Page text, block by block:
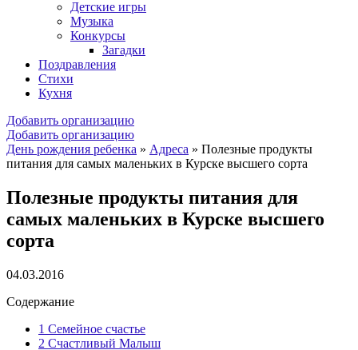
Детские игры
Музыка
Конкурсы
Загадки
Поздравления
Стихи
Кухня
Добавить организацию
Добавить организацию
День рождения ребенка » Адреса » Полезные продукты
питания для самых маленьких в Курске высшего сорта
Полезные продукты питания для
самых маленьких в Курске высшего
сорта
04.03.2016
Содержание
1 Семейное счастье
2 Счастливый Малыш